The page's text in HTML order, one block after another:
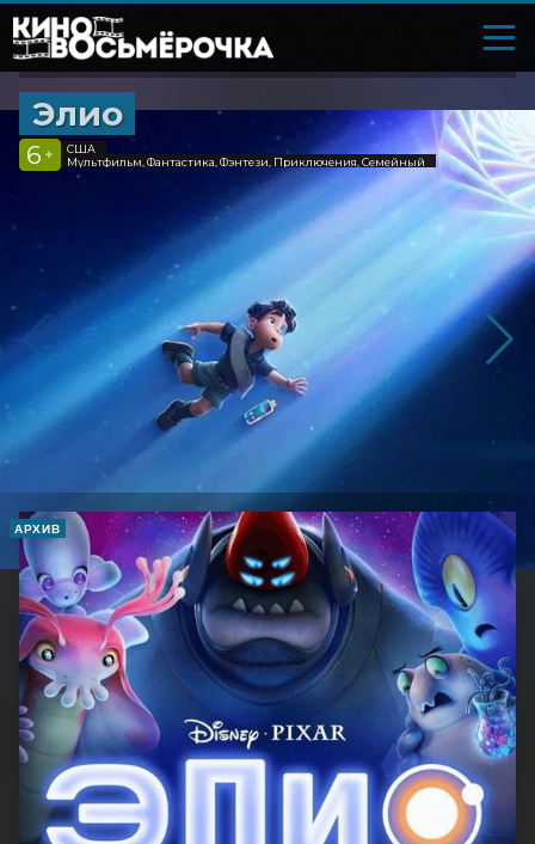
Элио
6 +
США
Мультфильм, Фантастика, Фэнтези, Приключения, Семейный
АРХИВ